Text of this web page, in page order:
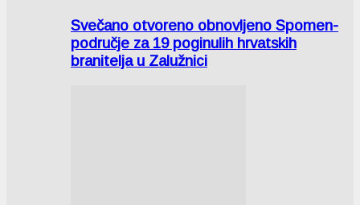
Svečano otvoreno obnovljeno Spomen-
područje za 19 poginulih hrvatskih
branitelja u Zalužnici